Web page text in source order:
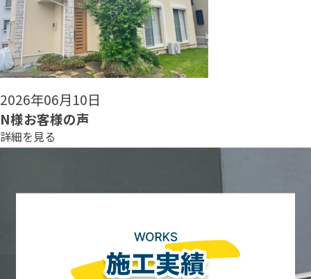
2026年06月08日
N様お客様の声
詳細を見る